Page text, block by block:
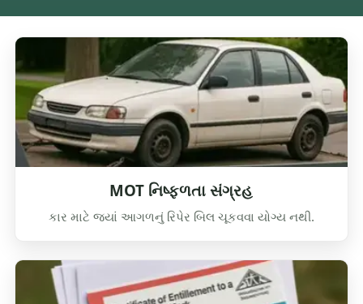
MOT નિષ્ફળતા સંગ્રહ
કાર માટે જ્યાં આગળનું રિપેર બિલ ચૂકવવા યોગ્ય નથી.